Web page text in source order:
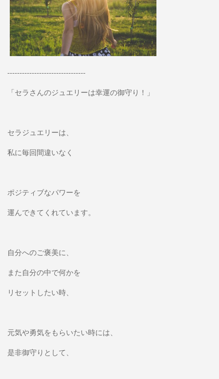
--------------------------------
「セラさんのジュエリーは幸運の御守り！」
セラジュエリーは、
私に毎回間違いなく
ポジティブなパワーを
運んできてくれています。
自分へのご褒美に、
また自分の中で何かを
リセットしたい時、
元気や勇気をもらいたい時には、
是非御守りとして、